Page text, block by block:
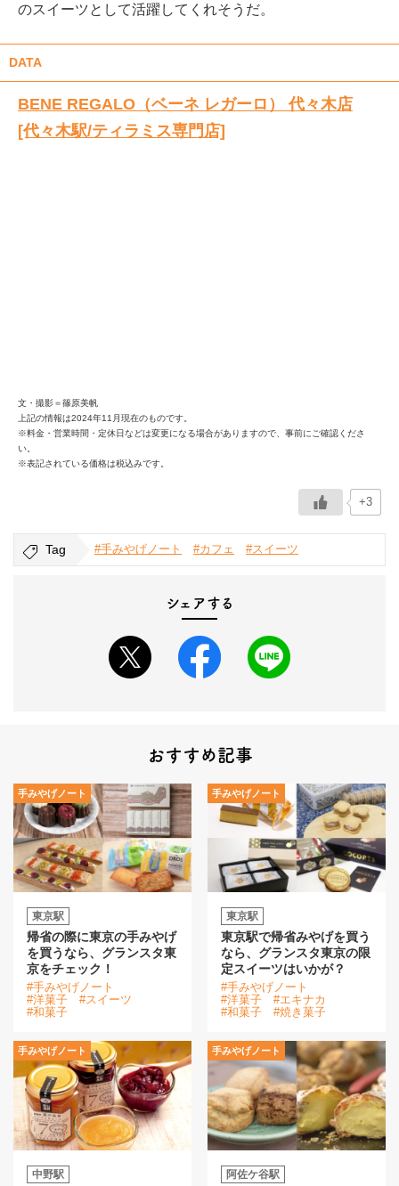
のスイーツとして活躍してくれそうだ。
DATA
BENE REGALO（ベーネ レガーロ） 代々木店
[代々木駅/ティラミス専門店]
文・撮影＝篠原美帆
上記の情報は2024年11月現在のものです。
※料金・営業時間・定休日などは変更になる場合がありますので、事前にご確認くださ
い。
※表記されている価格は税込みです。
+3
Tag #手みやげノート #カフェ #スイーツ
シェアする
おすすめ記事
手みやげノート
東京駅
帰省の際に東京の手みやげ
を買うなら、グランスタ東
京をチェック！
#手みやげノート
#洋菓子
#スイーツ
#和菓子
手みやげノート
東京駅
東京駅で帰省みやげを買う
なら、グランスタ東京の限
定スイーツはいかが？
#手みやげノート
#洋菓子
#エキナカ
#和菓子
#焼き菓子
手みやげノート
中野駅
手みやげノート
阿佐ケ谷駅